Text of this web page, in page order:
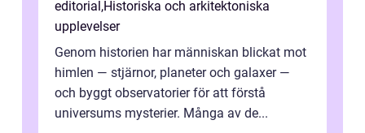
editorial,Historiska och arkitektoniska
upplevelser
Genom historien har människan blickat mot
himlen — stjärnor, planeter och galaxer —
och byggt observatorier för att förstå
universums mysterier. Många av de...